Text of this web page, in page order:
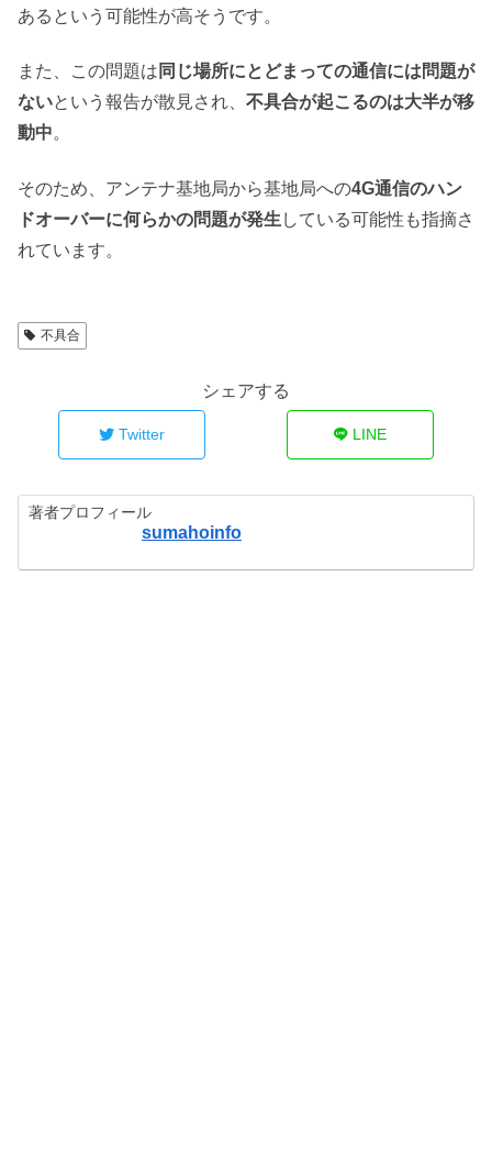
あるという可能性が高そうです。
また、この問題は 同じ場所にとどまっての通信には問題が
ないという報告が散見され、 不具合が起こるのは大半が移
動中。
そのため、アンテナ基地局から基地局への4G通信のハン
ドオーバーに何らかの問題が発生 している可能性も指摘さ
れています。
不具合
シェアする
Twitter LINE
著者プロフィール
sumahoinfo